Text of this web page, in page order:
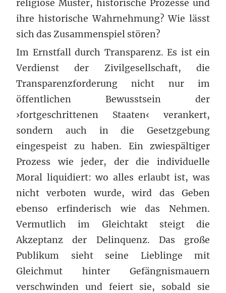
religiöse Muster, historische Prozesse und
ihre historische Wahrnehmung? Wie lässt
sich das Zusammenspiel stören?
Im Ernstfall durch Transparenz. Es ist ein
Verdienst der Zivilgesellschaft, die
Transparenzforderung nicht nur im
öffentlichen Bewusstsein der
›fortgeschrittenen Staaten‹ verankert,
sondern auch in die Gesetzgebung
eingespeist zu haben. Ein zwiespältiger
Prozess wie jeder, der die individuelle
Moral liquidiert: wo alles erlaubt ist, was
nicht verboten wurde, wird das Geben
ebenso erfinderisch wie das Nehmen.
Vermutlich im Gleichtakt steigt die
Akzeptanz der Delinquenz. Das große
Publikum sieht seine Lieblinge mit
Gleichmut hinter Gefängnismauern
verschwinden und feiert sie, sobald sie